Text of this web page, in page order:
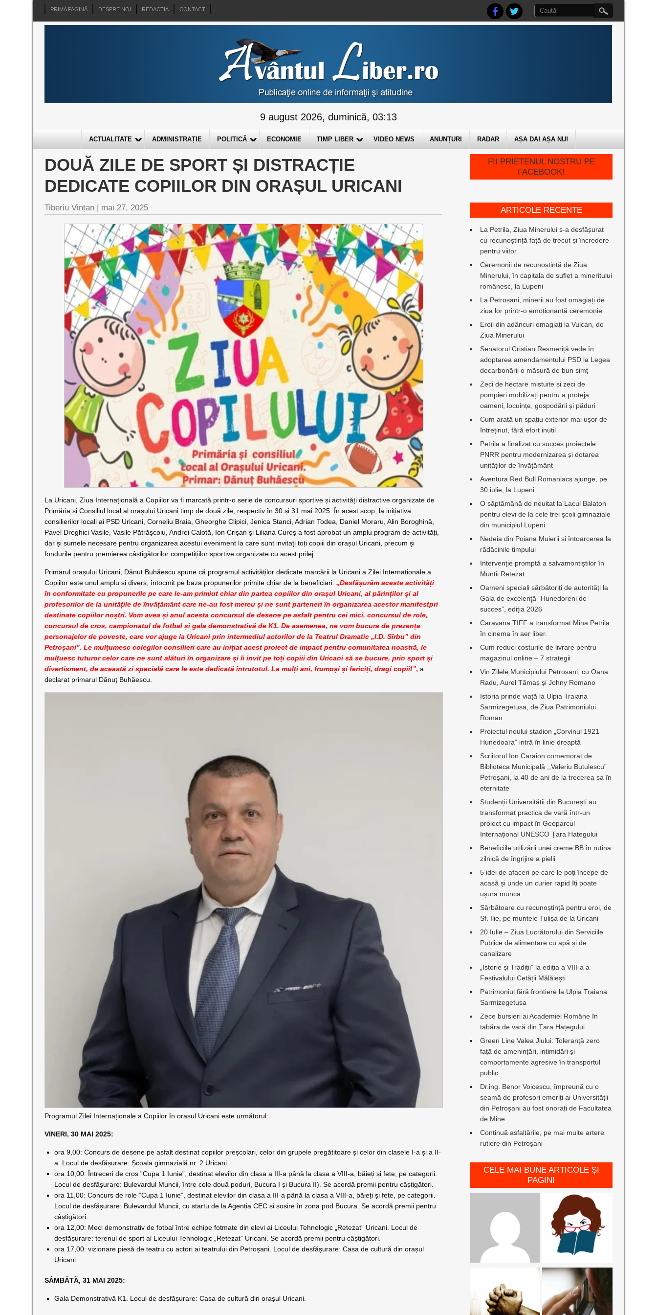
PRIMA PAGINĂ DESPRE NOI REDACTIA CONTACT
9 august 2026, duminică, 03:13
ACTUALITATE ADMINISTRAȚIE POLITICĂ ECONOMIE TIMP LIBER VIDEO NEWS ANUNȚURI RADAR AȘA DA! AȘA NU!
DOUĂ ZILE DE SPORT ȘI DISTRACȚIE
DEDICATE COPIILOR DIN ORAȘUL URICANI
Tiberiu Vințan | mai 27, 2025
La Uricani, Ziua Internațională a Copiilor va fi marcată printr-o serie de concursuri sportive și activități distractive organizate de
Primăria și Consiliul local al orașului Uricani timp de două zile, respectiv în 30 și 31 mai 2025. În acest scop, la inițiativa
consilierilor locali ai PSD Uricani, Corneliu Braia, Gheorghe Clipici, Jenica Stanci, Adrian Todea, Daniel Moraru, Alin Boroghină,
Pavel Dreghici Vasile, Vasile Pătrășcoiu, Andrei Calotă, Ion Crișan și Liliana Cureș a fost aprobat un amplu program de activități,
dar și sumele necesare pentru organizarea acestui eveniment la care sunt invitați toți copiii din orașul Uricani, precum și
fondurile pentru premierea câștigătorilor competițiilor sportive organizate cu acest prilej.
Primarul orașului Uricani, Dănuț Buhăescu spune că programul activităților dedicate marcării la Uricani a Zilei Internaționale a
Copiilor este unul amplu și divers, întocmit pe baza propunerilor primite chiar de la beneficiari.„Desfășurăm aceste activități
în conformitate cu propunerile pe care le-am primiut chiar din partea copiilor din orașul Uricani, al părinților și al
profesorilor de la unitățile de învățământ care ne-au fost mereu și ne sunt parteneri în organizarea acestor manifestpri
destinate copiilor noștri. Vom avea și anul acesta concursul de desene pe asfalt pentru cei mici, concursul de role,
concursul de cros, campionatul de fotbal și gala demonstrativă de K1. De asemenea, ne vom bucura de prezența
personajelor de poveste, care vor ajuge la Uricani prin intermediul actorilor de la Teatrul Dramatic „I.D. Sîrbu” din
Petroșani”. Le mulțumesc colegilor consilieri care au inițiat acest proiect de impact pentru comunitatea noastră, le
mulțuesc tuturor celor care ne sunt alături în organizare și îi invit pe toți copiii din Uricani să se bucure, prin sport și
divertisment, de această zi specială care le este dedicată întrutotul. La mulți ani, frumoși și fericiți, dragi copii!”, a
declarat primarul Dănuț Buhăescu.
Programul Zilei Internaționale a Copiilor în orașul Uricani este următorul:
VINERI, 30 MAI 2025:
ora 9,00: Concurs de desene pe asfalt destinat copiilor preșcolari, celor din grupele pregătitoare și celor din clasele I-a și a II-
a. Locul de desfășurare: Școala gimnazială nr. 2 Uricani.
ora 10,00: Întreceri de cros ”Cupa 1 Iunie”, destinat elevilor din clasa a III-a până la clasa a VIII-a, băieți și fete, pe categorii.
Locul de desfășurare: Bulevardul Muncii, între cele două poduri, Bucura I și Bucura II). Se acordă premii pentru câștigători.
ora 11,00: Concurs de role ”Cupa 1 Iunie”, destinat elevilor din clasa a III-a până la clasa a VIII-a, băieți și fete, pe categorii.
Locul de desfășurare: Bulevardul Muncii, cu startu de la Agenția CEC și sosire în zona pod Bucura. Se acordă premii pentru
câștigători.
ora 12,00: Meci demonstrativ de fotbal între echipe fotmate din elevi ai Liceului Tehnologic „Retezat” Uricani. Locul de
desfășurare: terenul de sport al Liceului Tehnologic „Retezat” Uricani. Se acordă premii pentru câștigători.
ora 17,00: vizionare piesă de teatru cu actori ai teatrului din Petroșani. Locul de desfășurare: Casa de cultură din orașul
Uricani.
SÂMBĂTĂ, 31 MAI 2025:
Gala Demonstrativă K1. Locul de desfășurare: Casa de cultură din orașul Uricani.
FII PRIETENUL NOSTRU PE
FACEBOOK!
ARTICOLE RECENTE
La Petrila, Ziua Minerului s-a desfășurat
cu recunoștință față de trecut și încredere
pentru viitor
Ceremonii de recunoștință de Ziua
Minerului, în capitala de suflet a mineritului
românesc, la Lupeni
La Petroșani, minerii au fost omagiați de
ziua lor printr-o emoționantă ceremonie
Eroii din adâncuri omagiați la Vulcan, de
Ziua Minerului
Senatorul Cristian Resmeriță vede în
adoptarea amendamentului PSD la Legea
decarbonării o măsură de bun simț
Zeci de hectare mistuite și zeci de
pompieri mobilizați pentru a proteja
oameni, locuințe, gospodării și păduri
Cum arată un spațiu exterior mai ușor de
întreținut, fără efort inutil
Petrila a finalizat cu succes proiectele
PNRR pentru modernizarea și dotarea
unităților de învățământ
Aventura Red Bull Romaniacs ajunge, pe
30 iulie, la Lupeni
O săptămână de neuitat la Lacul Balaton
pentru elevi de la cele trei școli gimnaziale
din municipiul Lupeni
Nedeia din Poiana Muierii și întoarcerea la
rădăcinile timpului
Intervenție promptă a salvamontiștilor în
Munții Retezat
Oameni speciali sărbătoriți de autorități la
Gala de excelenţă ”Hunedoreni de
succes”, ediția 2026
Caravana TIFF a transformat Mina Petrila
în cinema în aer liber.
Cum reduci costurile de livrare pentru
magazinul online – 7 strategii
Vin Zilele Municipiului Petroșani, cu Oana
Radu, Aurel Tămaș și Johny Romano
Istoria prinde viață la Ulpia Traiana
Sarmizegetusa, de Ziua Patrimoniului
Roman
Proiectul noului stadion „Corvinul 1921
Hunedoara” intră în linie dreaptă
Scriitorul Ion Caraion comemorat de
Biblioteca Municipală ,,Valeriu Butulescu”
Petroșani, la 40 de ani de la trecerea sa în
eternitate
Studenții Universității din București au
transformat practica de vară într-un
proiect cu impact în Geoparcul
Internațional UNESCO Țara Hațegului
Beneficiile utilizării unei creme BB în rutina
zilnică de îngrijire a pielii
5 idei de afaceri pe care le poți începe de
acasă și unde un curier rapid îți poate
ușura munca
Sărbătoare cu recunoștință pentru eroi, de
Sf. Ilie, pe muntele Tulișa de la Uricani
20 Iulie – Ziua Lucrătorului din Serviciile
Publice de alimentare cu apă și de
canalizare
„Istorie și Tradiții” la ediția a VIII-a a
Festivalului Cetății Mălăiești
Patrimoniul fără frontiere la Ulpia Traiana
Sarmizegetusa
Zece bursieri ai Academiei Române în
tabăra de vară din Țara Hațegului
Green Line Valea Jiului: Toleranță zero
față de amenințări, intimidări și
comportamente agresive în transportul
public
Dr.ing. Benor Voicescu, împreună cu o
seamă de profesori emeriți ai Universității
din Petroșani au fost onorați de Facultatea
de Mine
Continuă asfaltările, pe mai multe artere
rutiere din Petroșani
CELE MAI BUNE ARTICOLE ȘI
PAGINI